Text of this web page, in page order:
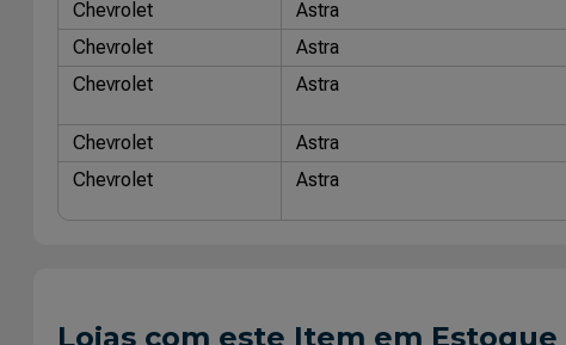
Chevrolet
Astra
Chevrolet
Astra
Chevrolet
Astra
Chevrolet Astra
Chevrolet
Astra
Lojas com este Item em Estoque